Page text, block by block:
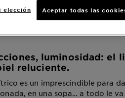
luminosidad: el
reluciente.
es un imprescindible para
en una sopa… a todo le va
elección Aceptar todas las